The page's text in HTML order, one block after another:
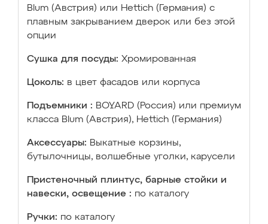
Blum (Австрия) или Hettich (Германия) с
плавным закрыванием дверок или без этой
опции
Сушка для посуды: Хромированная
Цоколь: в цвет фасадов или корпуса
Подъемники : BOYARD (Россия) или премиум
класса Blum (Австрия), Hettich (Германия)
Аксессуары: Выкатные корзины,
бутылочницы, волшебные уголки, карусели
Пристеночный плинтус, барные стойки и
навески, освещение : по каталогу
Ручки: по каталогу